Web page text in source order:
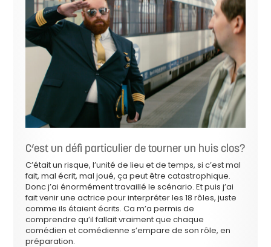
C’est un défi particulier de tourner un huis clos?
C’était un risque, l’unité de lieu et de temps, si c’est mal
fait, mal écrit, mal joué, ça peut être catastrophique.
Donc j’ai énormément travaillé le scénario. Et puis j’ai
fait venir une actrice pour interpréter les 18 rôles, juste
comme ils étaient écrits. Ca m’a permis de
comprendre qu’il fallait vraiment que chaque
comédien et comédienne s’empare de son rôle, en
préparation.